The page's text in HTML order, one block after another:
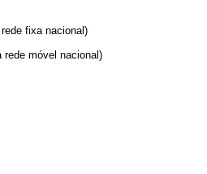
fixa nacional)
rede móvel nacional)